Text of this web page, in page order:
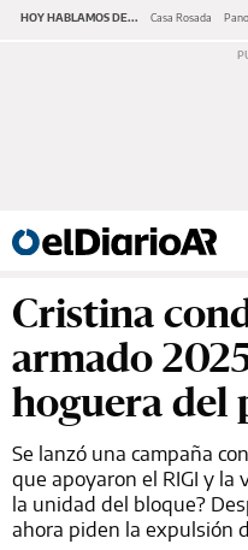
HOY HABLAMOS DE... Casa Rosada
Cristina
armado
hoguera del
Se lanzó una campaña
que apoyaron el RIGI y la
la unidad del bloque?
ahora piden la expulsión